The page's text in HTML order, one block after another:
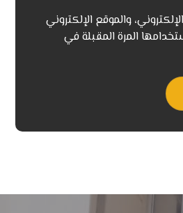
والموقع الإلكتروني
المرة المقبلة في